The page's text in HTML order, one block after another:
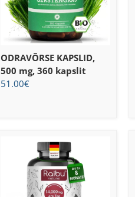
ODRAVÕRSE KAPSLID,
500 mg, 360 kapslit
51.00€